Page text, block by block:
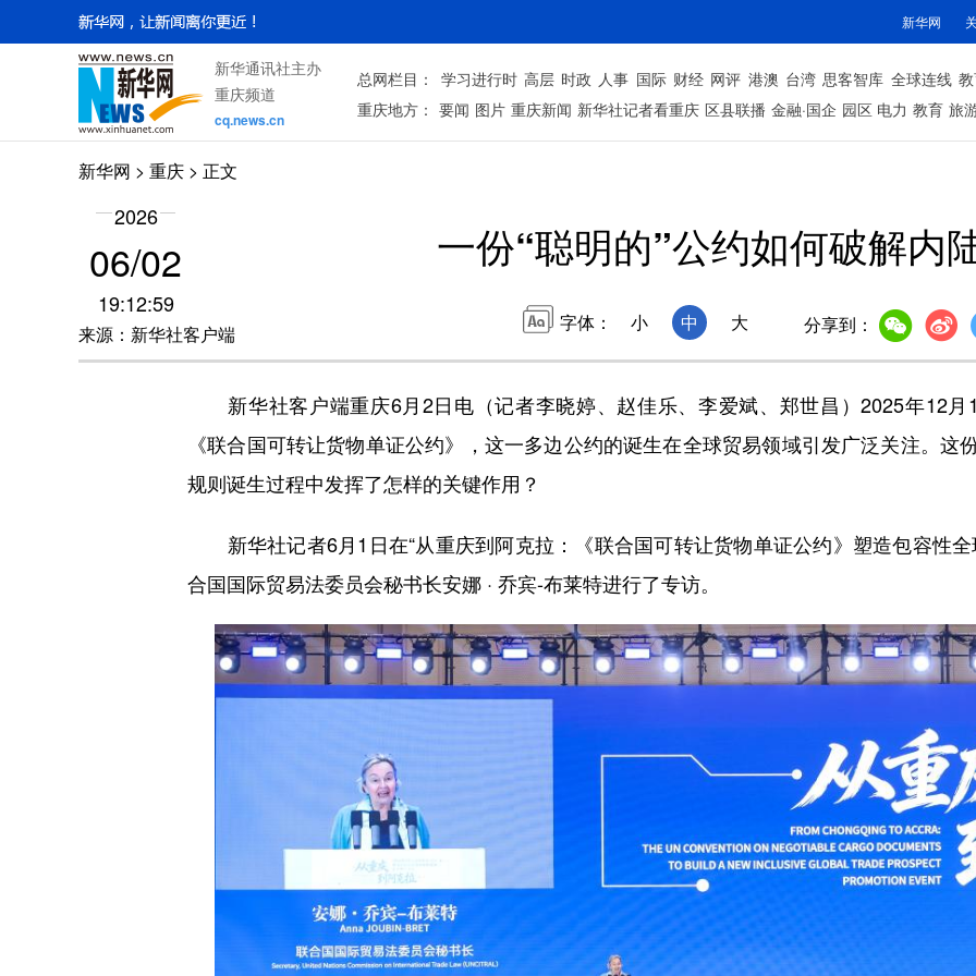
新华网
新华通讯社主办
重庆频道
cq.news.cn
总网栏目： 学习进行时 高层 时政 人事 国际 财经 网评 港澳 台湾 思客智库 全球连线
重庆地方： 要闻 图片 重庆新闻 新华社记者看重庆 区县联播 金融·国企 园区 电力 教育 旅
新华网 > 重庆 > 正文
2026
06/02
19:12:59
来源：新华社客户端
一份“聪明的”公约如何破解内
字体： 小 中 大 分享到：
新华社客户端重庆6月2日电（记者李晓婷、赵佳乐、李爱斌、郑世昌）2025年12月
《联合国可转让货物单证公约》，这一多边公约的诞生在全球贸易领域引发广泛关注。这
规则诞生过程中发挥了怎样的关键作用？
新华社记者6月1日在“从重庆到阿克拉：《联合国可转让货物单证公约》塑造包容性全
合国国际贸易法委员会秘书长安娜 · 乔宾-布莱特进行了专访。